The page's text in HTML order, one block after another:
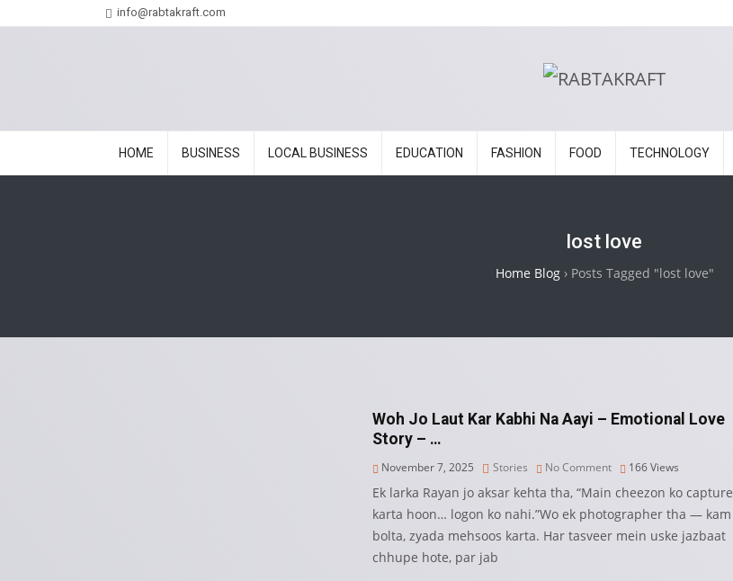
info@rabtakraft.com
HOME BUSINESS LOCAL BUSINESS EDUCATION FASHION FOOD TECHNOLOGY
lost love
Home Blog› Posts Tagged "lost love"
Woh Jo Laut Kar Kabhi Na Aayi – Emotional Love
Story – …
November 7, 2025 Stories No Comment 166Views
Ek larka Rayan jo aksar kehta tha, “Main cheezon ko capture
karta hoon… logon ko nahi.”Wo ek photographer tha — kam
bolta, zyada mehsoos karta. Har tasveer mein uske jazbaat
chhupe hote, par jab